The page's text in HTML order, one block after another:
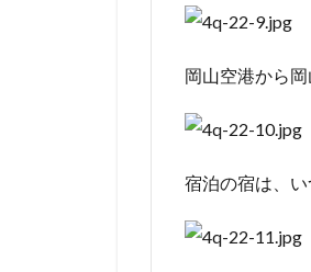
岡山空港から
宿泊の宿は、